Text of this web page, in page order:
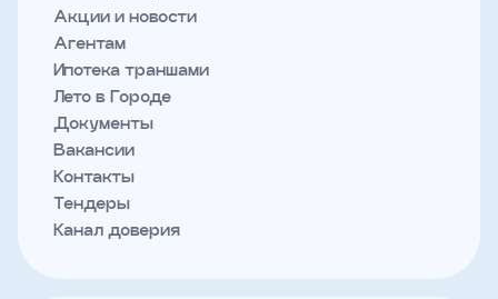
Акции и новости
Агентам
Ипотека траншами
Лето в Городе
Документы
Вакансии
Контакты
Тендеры
Канал доверия